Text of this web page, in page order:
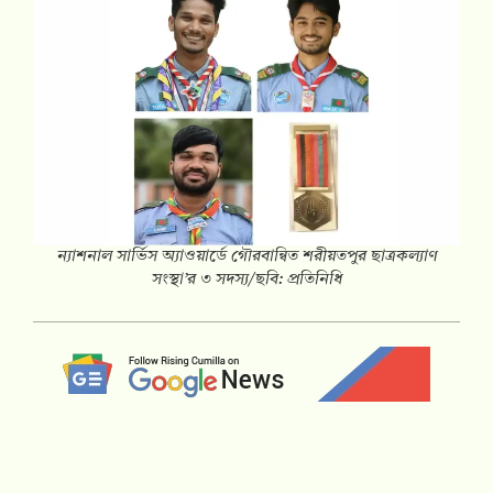
ন্যাশনাল সার্ভিস অ্যাওয়ার্ডে গৌরবান্বিত শরীয়তপুর ছাত্রকল্যাণ
সংস্থা’র ৩ সদস্য/ছবি: প্রতিনিধি